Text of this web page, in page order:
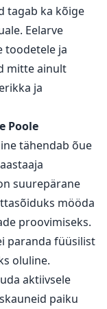
tagab ka kõige
Eelarve
toodetele ja
mitte ainult
ja
Poole
tähendab õue
suurepärane
mööda
proovimiseks.
paranda füüsilist
oluline.
aktiivsele
paiku